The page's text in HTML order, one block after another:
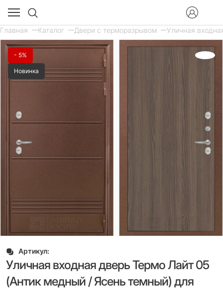
Главная Каталог Двери с терморазрывом Уличная
- 5%
Новинка
Артикул:
Уличная входная дверь Термо Лайт 05
(Антик медный / Ясень темный) для